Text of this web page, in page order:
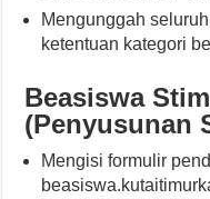
Mengunggah
ketentuan kategori
Beasiswa
(Penyusunan
Mengisi formulir